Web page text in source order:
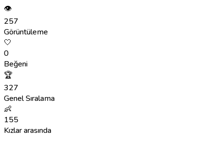
👁
257
Görüntüleme
🤍
0
Beğeni
🏆
327
Genel Sıralama
👶
155
Kızlar arasında